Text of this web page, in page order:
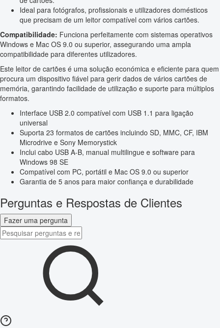
Ideal para fotógrafos, profissionais e utilizadores domésticos
que precisam de um leitor compatível com vários cartões.
Compatibilidade: Funciona perfeitamente com sistemas operativos
Windows e Mac OS 9.0 ou superior, assegurando uma ampla
compatibilidade para diferentes utilizadores.
Este leitor de cartões é uma solução económica e eficiente para quem
procura um dispositivo fiável para gerir dados de vários cartões de
memória, garantindo facilidade de utilização e suporte para múltiplos
formatos.
Interface USB 2.0 compatível com USB 1.1 para ligação
universal
Suporta 23 formatos de cartões incluindo SD, MMC, CF, IBM
Microdrive e Sony Memorystick
Inclui cabo USB A-B, manual multilingue e software para
Windows 98 SE
Compatível com PC, portátil e Mac OS 9.0 ou superior
Garantia de 5 anos para maior confiança e durabilidade
Perguntas e Respostas de Clientes
Fazer uma pergunta